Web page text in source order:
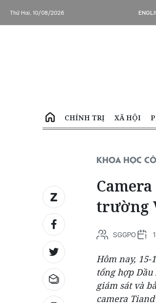
Thứ Hai, 10/08/2026
CHÍNH TRỊ XÃ HỘI
KHOA HỌC
trường
SGGPO
Hôm nay, 15-
tổng hợp
giám sát và
camera